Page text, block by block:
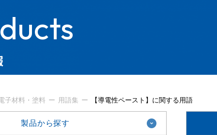
子材料・塗料 用語集 【導電性ペースト】に関する用語
製品から探す